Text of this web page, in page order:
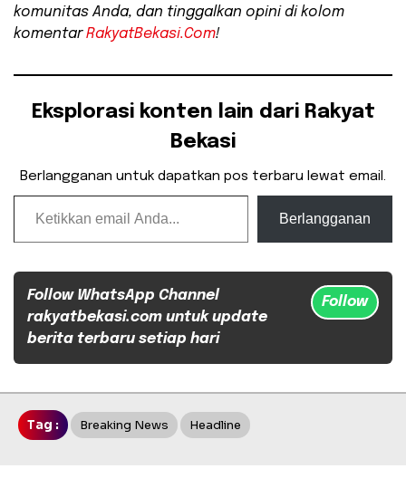
komunitas Anda, dan tinggalkan opini di kolom
komentarRakyatBekasi.Com!
Eksplorasi konten lain dari Rakyat
Bekasi
Berlangganan untuk dapatkan pos terbaru lewat email.
Ketikkan email Anda...
Berlangganan
Follow WhatsApp Channel
rakyatbekasi.com untuk update
berita terbaru setiap hari
Follow
Tag : Breaking News Headline